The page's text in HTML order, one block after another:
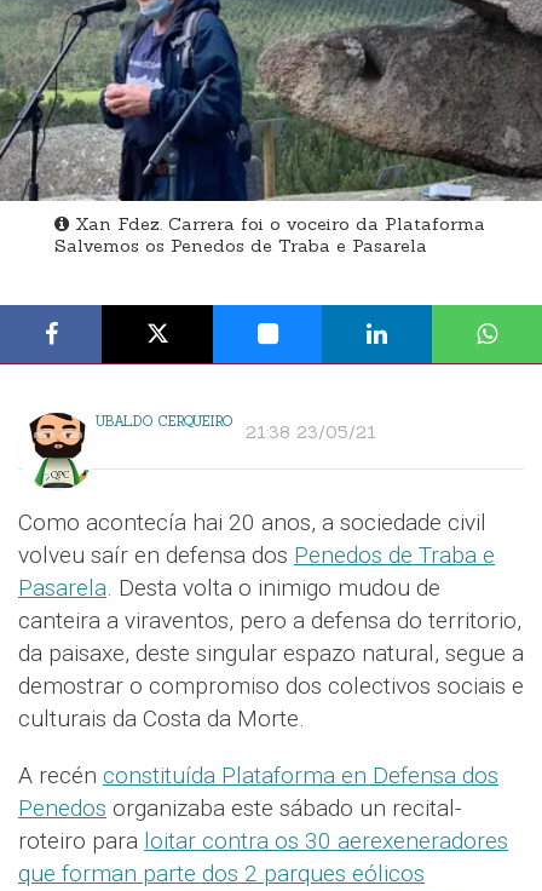
Xan Fdez. Carrera foi o voceiro da Plataforma
Salvemos os Penedos de Traba e Pasarela
UBALDO CERQUEIRO 21:38 23/05/21
Como acontecía hai 20 anos, a sociedade civil
volveu saír en defensa dos Penedos de Traba e
Pasarela. Desta volta o inimigo mudou de
canteira a viraventos, pero a defensa do territorio,
da paisaxe, deste singular espazo natural, segue a
demostrar o compromiso dos colectivos sociais e
culturais da Costa da Morte.
A recén constituída Plataforma en Defensa dos
Penedos organizaba este sábado un recital-
roteiro para loitar contra os 30 aerexeneradores
que forman parte dos 2 parques eólicos